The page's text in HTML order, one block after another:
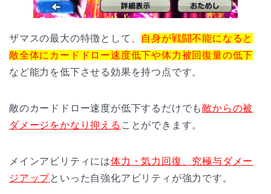
ザマスの最大の特徴として、 自身が戦闘不能になると
敵全体にカードドロー速度低下や体力被回復量の低下
など能力を低下させる効果を持つ点です。
敵のカードドロー速度が低下するだけでも敵からの被
ダメージをかなり抑える ことができます。
メインアビリティには体力・気力回復、究極与ダメー
ジアップといった自強化アビリティが強力です。